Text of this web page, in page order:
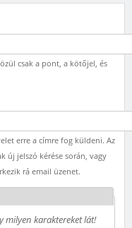
csak a pont, a kötőjel, és
erre a címre fog küldeni. Az
új jelszó kérése során, vagy
rá email üzenet.
milyen karaktereket lát!